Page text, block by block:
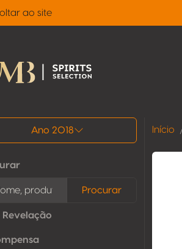
ao site
os resultados
Ano 2018
Procurar
Revelação
Início